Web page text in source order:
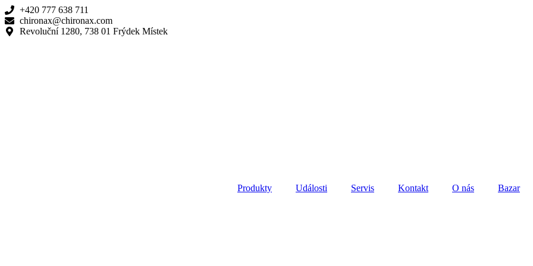
Přejít
k
obsahu
+420 777 638 711
chironax@chironax.com
Revoluční 1280, 738 01 Frýdek Místek
Produkty Události Servis Kontakt O nás Bazar